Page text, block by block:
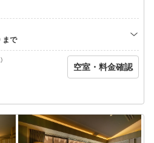
円別途お預かりいたします。
空室・料金確認